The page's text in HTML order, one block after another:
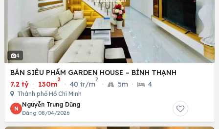
4
BÁN SIÊU PHẨM GARDEN HOUSE – BÌNH THẠNH
7.2 tỷ · 130m
2
· 40 tr/m
2
· 5m · 4
Thành phố Hồ Chí Minh
N
Nguyễn Trung Dũng
Đăng 08/04/2026